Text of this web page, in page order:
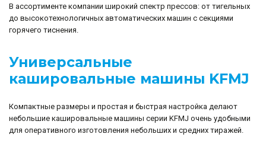
В ассортименте компании широкий спектр прессов: от тигельных
до высокотехнологичных автоматических машин с секциями
горячего тиснения.
Универсальные
кашировальные машины KFMJ
Компактные размеры и простая и быстрая настройка делают
небольшие кашировальные машины серии KFMJ очень удобными
для оперативного изготовления небольших и средних тиражей.